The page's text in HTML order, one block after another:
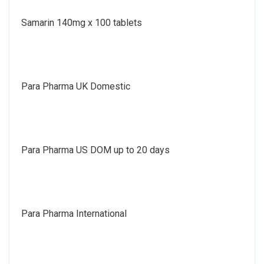
Samarin 140mg x 100 tablets
Para Pharma UK Domestic
Para Pharma US DOM up to 20 days
Para Pharma International